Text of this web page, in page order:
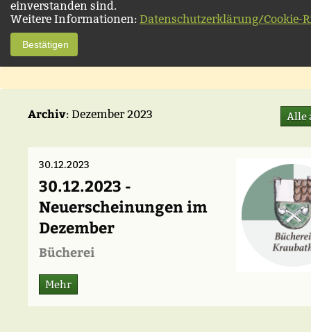
einverstanden sind.
Weitere Informationen: Datenschutzerklärung/Cookie-
Bestätigen
Archiv: Dezember 2023 Alle
30.12.2023
30.12.2023 -
Neuerscheinungen im
Dezember
Bücherei
Mehr